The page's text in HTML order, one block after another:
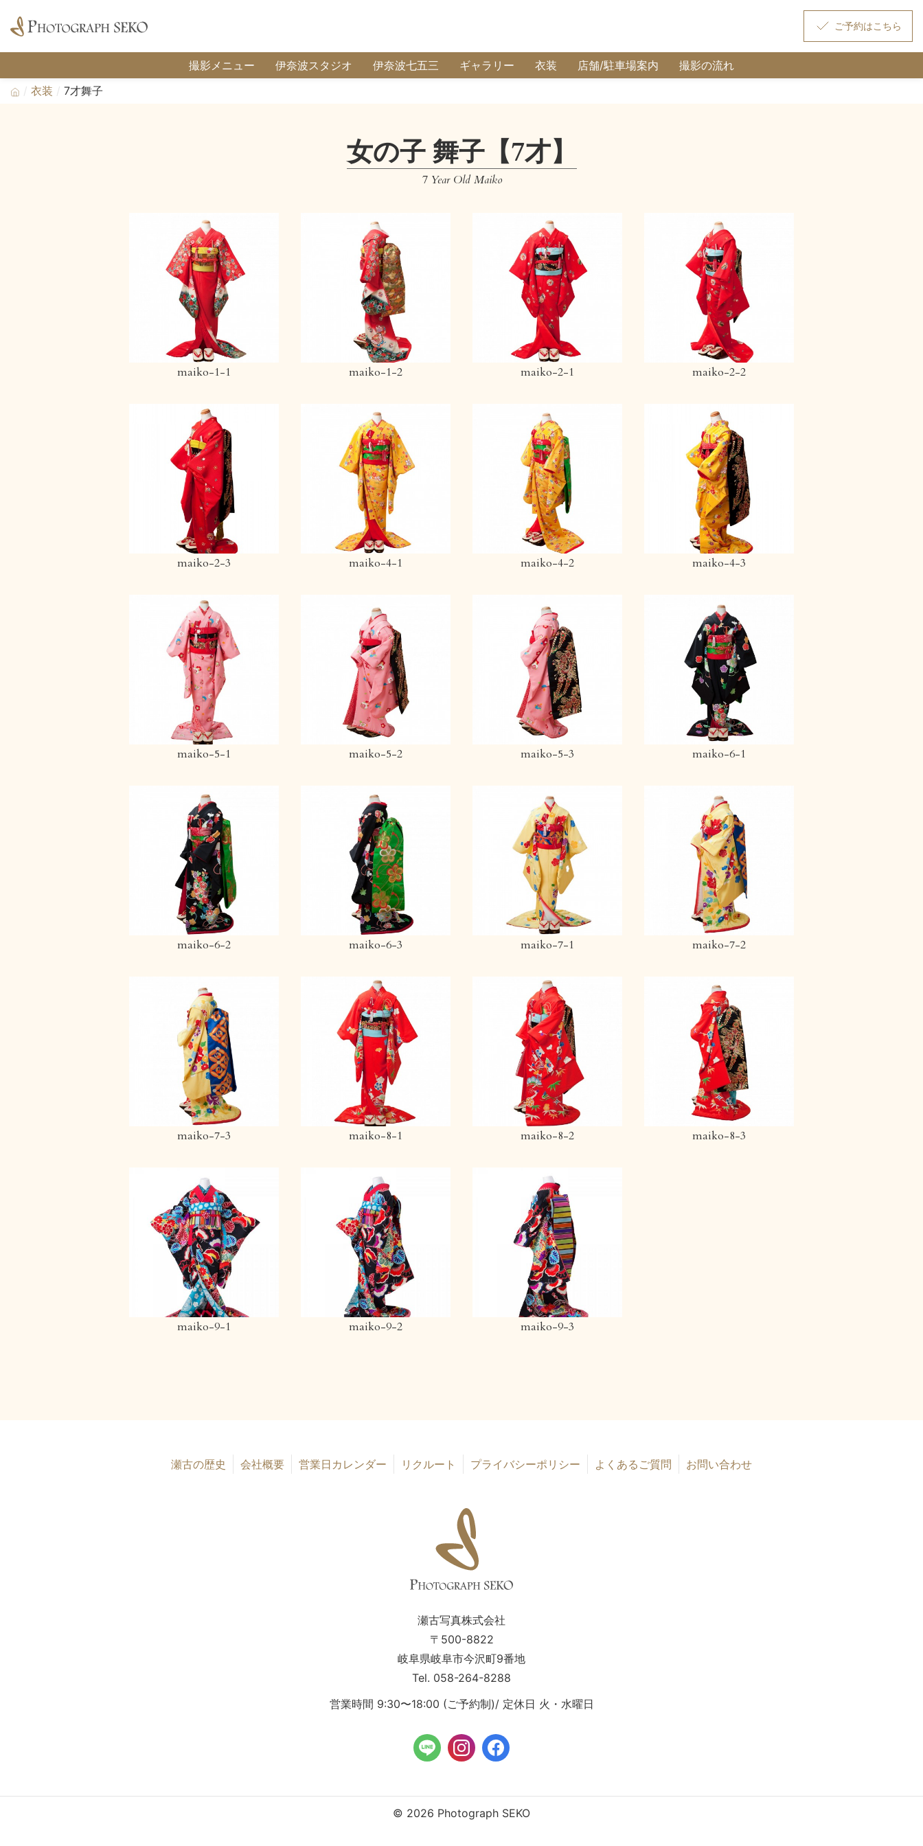
撮影メニュー 伊奈波スタジオ 伊奈波七五三 ギャラリー 衣装 店舗/駐車場案内
撮影の流れ
衣装
7才舞子
女の子 舞子【7才】
7 Year Old Maiko
maiko-1-1 maiko-1-2 maiko-2-1 maiko-2-2
maiko-2-3 maiko-4-1 maiko-4-2 maiko-4-3
maiko-5-1 maiko-5-2 maiko-5-3 maiko-6-1
maiko-6-2 maiko-6-3 maiko-7-1 maiko-7-2
maiko-7-3 maiko-8-1 maiko-8-2 maiko-8-3
maiko-9-1 maiko-9-2 maiko-9-3
瀬古の歴史 会社概要 営業日カレンダー リクルート プライバシーポリシー よくあるご質問 お問い合わせ
瀬古写真株式会社
〒500-8822
岐阜県岐阜市今沢町9番地
Tel. 058-264-8288
営業時間 9:30〜18:00 (ご予約制)/ 定休日 火・水曜日
© 2026 Photograph SEKO